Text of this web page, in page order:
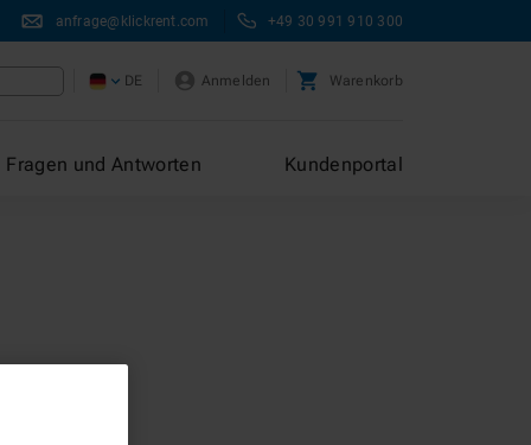
anfrage@klickrent.com +49 30 991 910 300
DE Anmelden Warenkorb
Fragen und Antworten Kundenportal